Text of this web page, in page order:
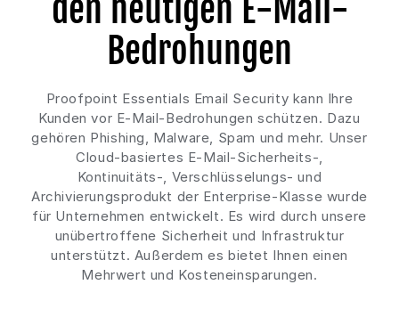
den heutigen E-Mail-
Bedrohungen
Proofpoint Essentials Email Security kann Ihre
Kunden vor E-Mail-Bedrohungen schützen. Dazu
gehören Phishing, Malware, Spam und mehr. Unser
Cloud-basiertes E-Mail-Sicherheits-,
Kontinuitäts-, Verschlüsselungs- und
Archivierungsprodukt der Enterprise-Klasse wurde
für Unternehmen entwickelt. Es wird durch unsere
unübertroffene Sicherheit und Infrastruktur
unterstützt. Außerdem es bietet Ihnen einen
Mehrwert und Kosteneinsparungen.